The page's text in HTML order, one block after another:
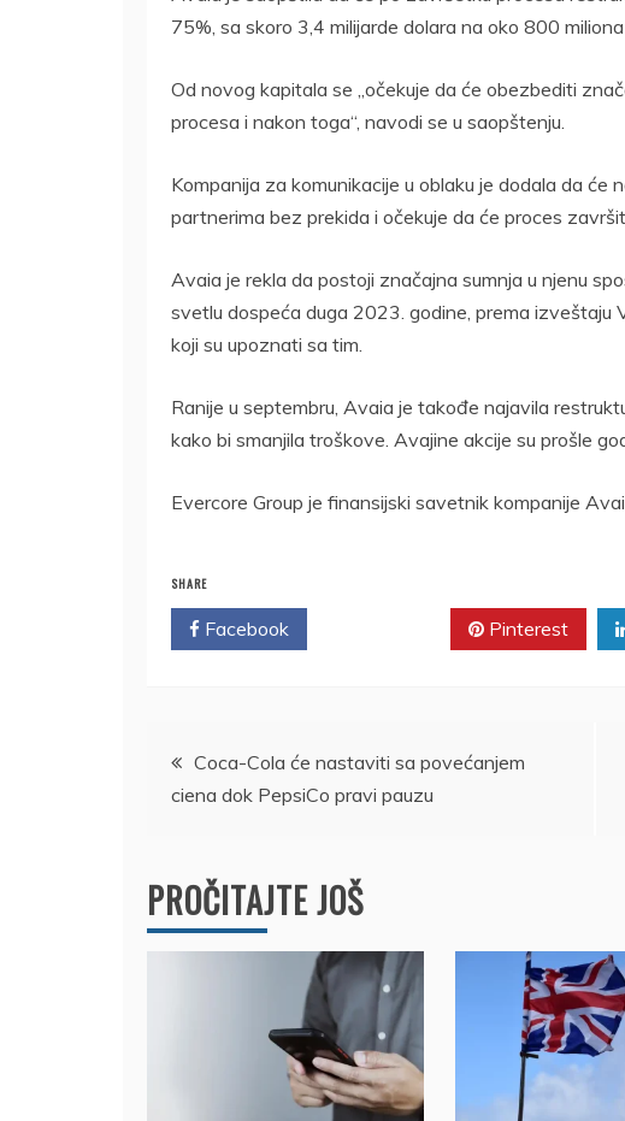
75%, sa skoro 3,4 milijarde dolara na oko 800 miliona
Od novog kapitala se „očekuje da će obezbediti
procesa i nakon toga“, navodi se u saopštenju.
Kompanija za komunikacije u oblaku je dodala da će
partnerima bez prekida i očekuje da će proces
Avaia je rekla da postoji značajna sumnja u njenu
svetlu dospeća duga 2023. godine, prema izveštaju
koji su upoznati sa tim.
Ranije u septembru, Avaia je takođe najavila
kako bi smanjila troškove. Avajine akcije su prošle
Evercore Group je finansijski savetnik kompanije
SHARE
Facebook Pinterest
Kretanje
članka
Coca-Cola će nastaviti sa povećanjem
ciena dok PepsiCo pravi pauzu
PROČITAJTE JOŠ